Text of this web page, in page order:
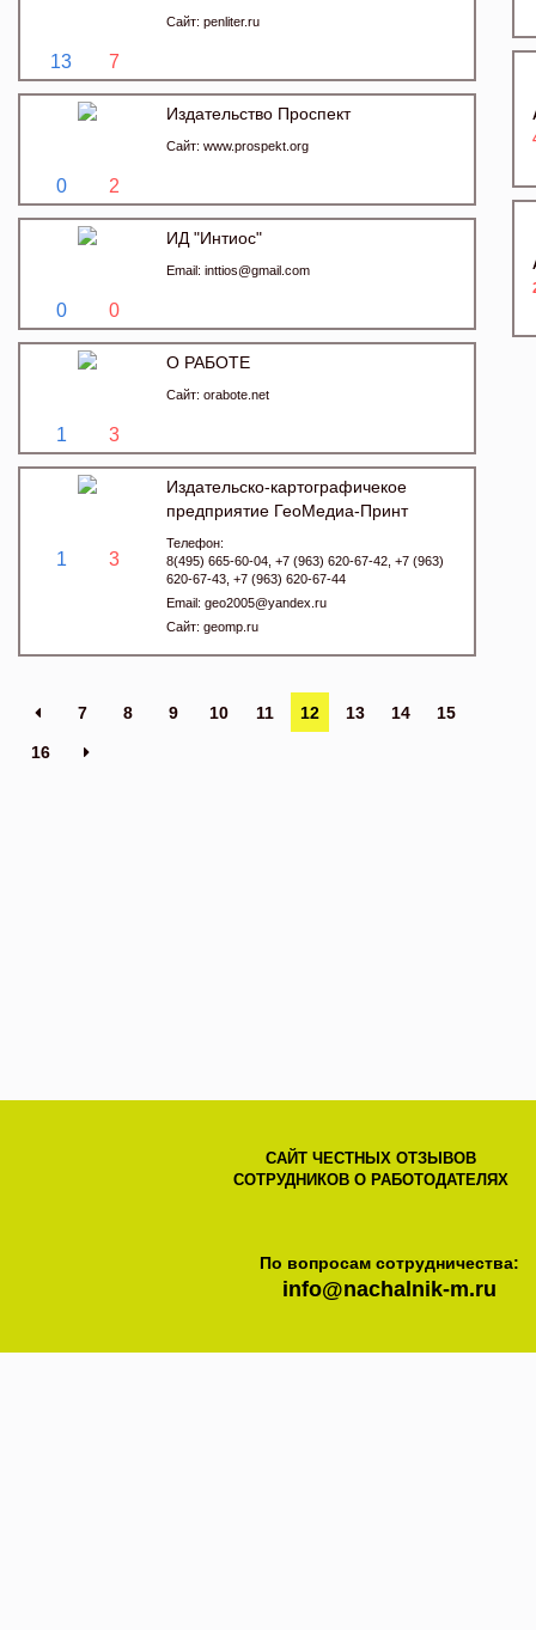
13 7
Сайт: penliter.ru
0 2
Издательство Проспект
Сайт: www.prospekt.org
0 0
ИД "Интиос"
Email: inttios@gmail.com
1 3
О РАБОТЕ
Сайт: orabote.net
1 3
Издательско-картографичекое
предприятие ГеоМедиа-Принт
Телефон:
8(495) 665-60-04, +7 (963) 620-67-42, +7 (963)
620-67-43, +7 (963) 620-67-44
Email: geo2005@yandex.ru
Сайт: geomp.ru
7 8 9 10 11 12 13 14 15
16
САЙТ ЧЕСТНЫХ ОТЗЫВОВ
СОТРУДНИКОВ О РАБОТОДАТЕЛЯХ
По вопросам сотрудничества:
info@nachalnik-m.ru